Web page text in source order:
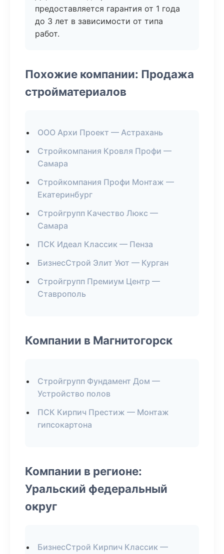
предоставляется гарантия от 1 года
до 3 лет в зависимости от типа
работ.
Похожие компании: Продажа
стройматериалов
ООО Архи Проект — Астрахань
Стройкомпания Кровля Профи —
Самара
Стройкомпания Профи Монтаж —
Екатеринбург
Стройгрупп Качество Люкс —
Самара
ПСК Идеал Классик — Пенза
БизнесСтрой Элит Уют — Курган
Стройгрупп Премиум Центр —
Ставрополь
Компании в Магнитогорск
Стройгрупп Фундамент Дом —
Устройство полов
ПСК Кирпич Престиж — Монтаж
гипсокартона
Компании в регионе:
Уральский федеральный
округ
БизнесСтрой Кирпич Классик —